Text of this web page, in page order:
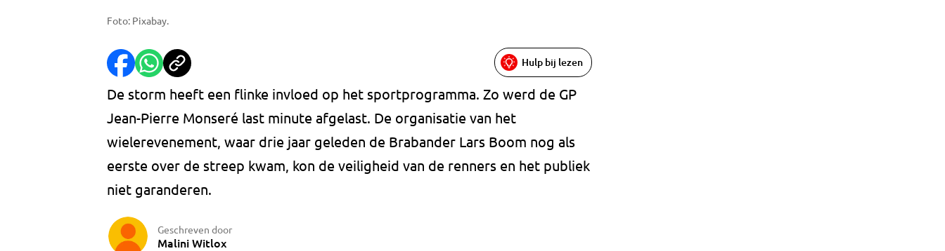
Foto: Pixabay.
Hulp bij lezen
De storm heeft een flinke invloed op het sportprogramma. Zo werd de GP
Jean-Pierre Monseré last minute afgelast. De organisatie van het
wielerevenement, waar drie jaar geleden de Brabander Lars Boom nog als
eerste over de streep kwam, kon de veiligheid van de renners en het publiek
niet garanderen.
Geschreven door
Malini Witlox